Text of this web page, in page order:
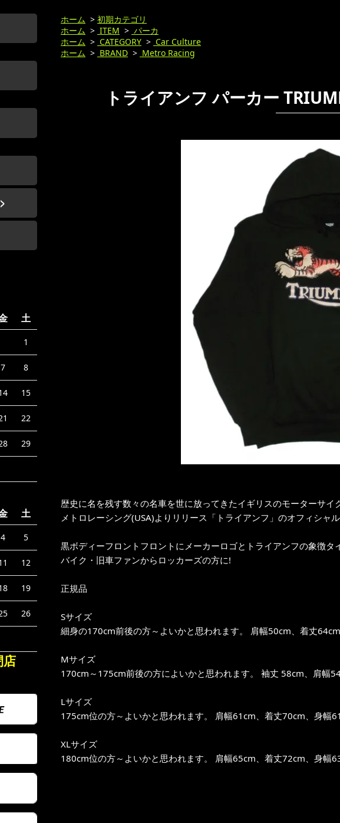
土
1
7 8
15
22
29
土
4 5
12
19
26
店
ホーム > 初期カテゴリ
ホーム > ITEM > パーカ
ホーム > CATEGORY > Car Culture
ホーム > BRAND > Metro Racing
トライアンフ パーカー
歴史に名を残す数々の名車を世に放ってきたイギリスのモーターサイ
メトロレーシング(USA)よりリリース「トライアンフ」のオフィシャル
黒ボディーフロントフロントにメーカーロゴとトライアンフの象徴タ
バイク・旧車ファンからロッカーズの方に!
正規品
Sサイズ
細身の170cm前後の方～よいかと思われます。 肩幅50cm、着丈
Mサイズ
170cm～175cm前後の方によいかと思われます。 袖丈 58cm、肩幅
Lサイズ
175cm位の方～よいかと思われます。 肩幅61cm、着丈70cm、身幅
XLサイズ
180cm位の方～よいかと思われます。 肩幅65cm、着丈72cm、身幅